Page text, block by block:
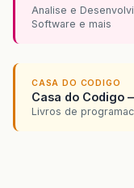
Analise e
Software e mais
CASA DO CODIGO
Casa do Codigo
Livros de